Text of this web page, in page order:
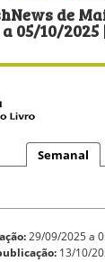
de
05/10/2025
Semanal
29/09/2025 a
13/10/